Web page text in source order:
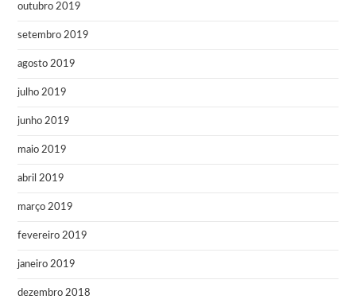
outubro 2019
setembro 2019
agosto 2019
julho 2019
junho 2019
maio 2019
abril 2019
março 2019
fevereiro 2019
janeiro 2019
dezembro 2018